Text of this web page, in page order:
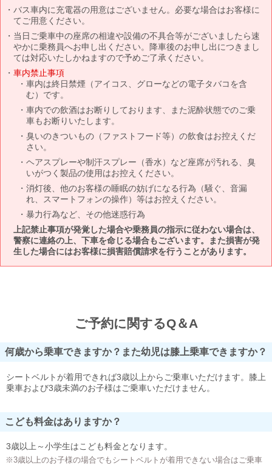
バス車内に充電器の用意はございません。必要な場合はお客様に
てご用意ください。
当日ご乗車中の座席の相違や設備の不具合等がございましたら速
やかに乗務員へお申し出ください。降車後のお申し出につきまし
ては対応いたしかねますので予めご了承ください。
車内禁止事項
車内は終日禁煙（アイコス、グローなどの電子タバコを含
む）です。
車内での飲酒はお断りしております、また泥酔状態でのご乗
車もお断りいたします。
臭いのきついもの（ファストフード等）の飲食はお控えくだ
さい。
ヘアスプレーや制汗スプレー（香水）など座席が汚れる、臭
いがつく製品の使用はお控えください。
消灯後、他のお客様の睡眠の妨げになる行為（騒ぐ、音漏
れ、スマートフォンの操作）等はお控えください。
暴力行為など、その他迷惑行為
上記禁止事項が発覚した場合や乗務員の指示に従わない場合は、
警察に連絡の上、下車を命じる場合もございます。また損害が発
生した場合にはお客様に損害賠償請求を行うことがあります。
ご予約に関するQ＆A
何歳から乗車できますか？また幼児は膝上乗車できますか？
シートベルトが着用できれば3歳以上からご乗車いただけます。膝上
乗車および3歳未満のお子様はご乗車いただけません。
こども料金はありますか？
3歳以上～小学生はこども料金となります。
※3歳以上のお子様の場合でもシートベルトが着用できない場合はご乗車